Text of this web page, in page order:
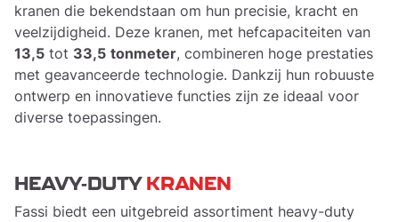
kranen die bekendstaan om hun precisie, kracht en
veelzijdigheid. Deze kranen, met hefcapaciteiten van
13,5 tot 33,5 tonmeter, combineren hoge prestaties
met geavanceerde technologie. Dankzij hun robuuste
ontwerp en innovatieve functies zijn ze ideaal voor
diverse toepassingen.
HEAVY-DUTY KRANEN
Fassi biedt een uitgebreid assortiment heavy-duty